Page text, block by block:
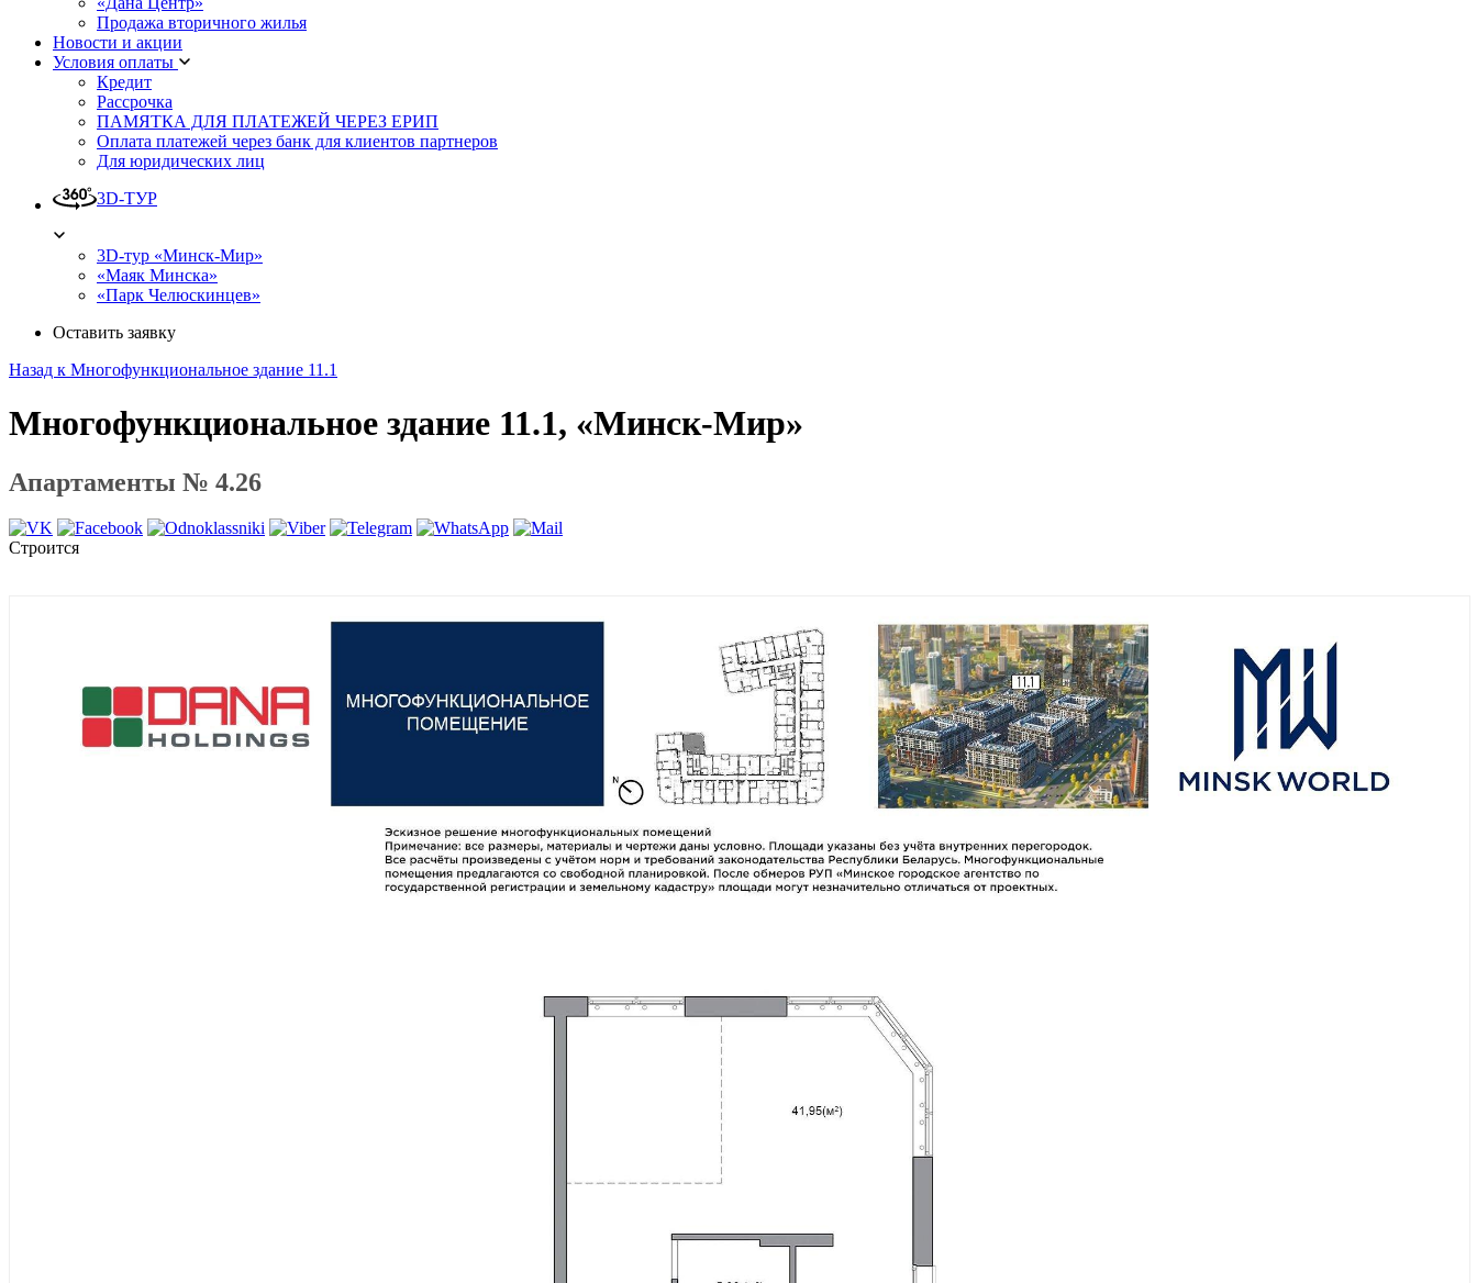
Продажа вторичного жилья
Новости и акции
Условия оплаты
Кредит
Рассрочка
ПАМЯТКА ДЛЯ ПЛАТЕЖЕЙ ЧЕРЕЗ ЕРИП
Оплата платежей через банк для клиентов партнеров
Для юридических лиц
3D-ТУР
3D-тур «Минск-Мир»
«Маяк Минска»
«Парк Челюскинцев»
Оставить заявку
Назад к Многофункциональное здание 11.1
Многофункциональное здание 11.1, «Минск-Мир»
Апартаменты № 4.26
Строится